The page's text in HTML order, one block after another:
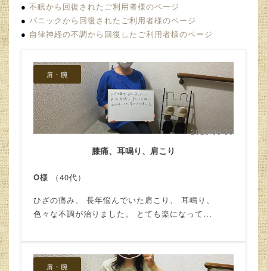
● 不眠から回復されたご利用者様のページ
● パニックから回復されたご利用者様のページ
● 自律神経の不調から回復したご利用者様のページ
肩・腕
膝痛、耳鳴り、肩こり
O様 （40代）
ひざの痛み、 長年悩んでいた肩こり、 耳鳴り、
色々な不調が治りました。 とても楽になって...
2023/09/30
肩・腕